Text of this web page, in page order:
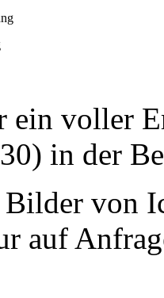
voller
in der
von
auf